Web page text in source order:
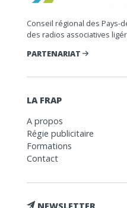
Conseil régional des Pays-
des radios associatives
PARTENARIAT
LA FRAP
A propos
Régie publicitaire
Formations
Contact